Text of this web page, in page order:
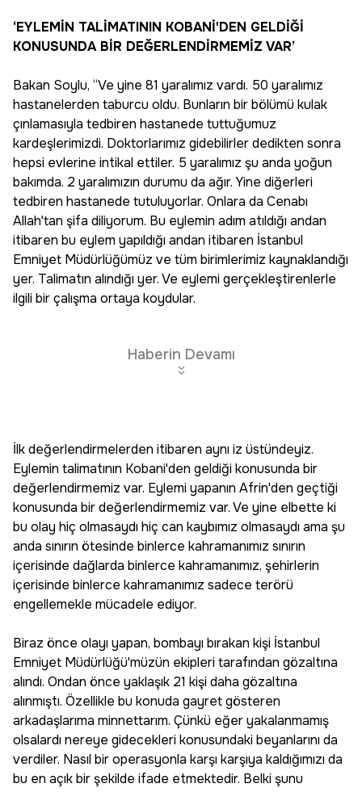
‘EYLEMİN TALİMATININ KOBANİ'DEN GELDİĞİ
KONUSUNDA BİR DEĞERLENDİRMEMİZ VAR’
Bakan Soylu, “Ve yine 81 yaralımız vardı. 50 yaralımız
hastanelerden taburcu oldu. Bunların bir bölümü kulak
çınlamasıyla tedbiren hastanede tuttuğumuz
kardeşlerimizdi. Doktorlarımız gidebilirler dedikten sonra
hepsi evlerine intikal ettiler. 5 yaralımız şu anda yoğun
bakımda. 2 yaralımızın durumu da ağır. Yine diğerleri
tedbiren hastanede tutuluyorlar. Onlara da Cenabı
Allah'tan şifa diliyorum. Bu eylemin adım atıldığı andan
itibaren bu eylem yapıldığı andan itibaren İstanbul
Emniyet Müdürlüğümüz ve tüm birimlerimiz kaynaklandığı
yer. Talimatın alındığı yer. Ve eylemi gerçekleştirenlerle
ilgili bir çalışma ortaya koydular.
Haberin Devamı
İlk değerlendirmelerden itibaren aynı iz üstündeyiz.
Eylemin talimatının Kobani'den geldiği konusunda bir
değerlendirmemiz var. Eylemi yapanın Afrin'den geçtiği
konusunda bir değerlendirmemiz var. Ve yine elbette ki
bu olay hiç olmasaydı hiç can kaybımız olmasaydı ama şu
anda sınırın ötesinde binlerce kahramanımız sınırın
içerisinde dağlarda binlerce kahramanımız, şehirlerin
içerisinde binlerce kahramanımız sadece terörü
engellemekle mücadele ediyor.
Biraz önce olayı yapan, bombayı bırakan kişi İstanbul
Emniyet Müdürlüğü'müzün ekipleri tarafından gözaltına
alındı. Ondan önce yaklaşık 21 kişi daha gözaltına
alınmıştı. Özellikle bu konuda gayret gösteren
arkadaşlarıma minnettarım. Çünkü eğer yakalanmamış
olsalardı nereye gidecekleri konusundaki beyanlarını da
verdiler. Nasıl bir operasyonla karşı karşıya kaldığımızı da
bu en açık bir şekilde ifade etmektedir. Belki şunu